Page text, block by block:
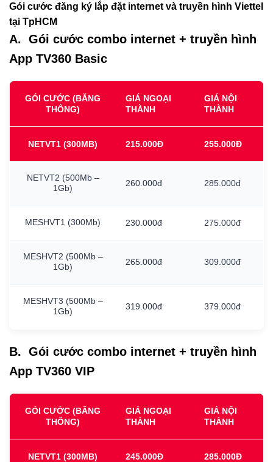
Gói cước đăng ký lắp đặt internet và truyền hình Viettel
tại TpHCM
A. Gói cước combo internet + truyền hình
App TV360 Basic
GÓI CƯỚC (BĂNG
THÔNG)
GIÁ NGOẠI
THÀNH
GIÁ NỘI
THÀNH
NETVT1 (300MB) 215.000Đ 255.000Đ
NETVT2 (500Mb –
1Gb)
260.000đ 285.000đ
MESHVT1 (300Mb) 230.000đ 275.000đ
MESHVT2 (500Mb –
1Gb)
265.000đ 309.000đ
MESHVT3 (500Mb –
1Gb)
319.000đ 379.000đ
B. Gói cước combo internet + truyền hình
App TV360 VIP
GÓI CƯỚC (BĂNG
THÔNG)
GIÁ NGOẠI
THÀNH
GIÁ NỘI
THÀNH
NETVT1 (300MB) 245.000Đ 285.000Đ